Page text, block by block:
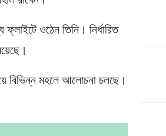
ওঠেন তিনি। নির্ধারিত
বিভিন্ন মহলে আলোচনা চলছে।